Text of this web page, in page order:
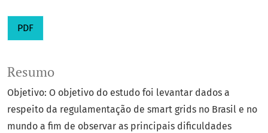
PDF
Resumo
Objetivo: O objetivo do estudo foi levantar dados a
respeito da regulamentação de smart grids no Brasil e no
mundo a fim de observar as principais dificuldades